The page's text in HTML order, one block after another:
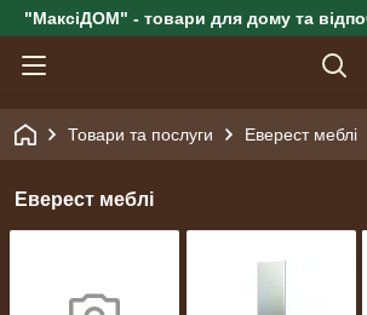
"МаксіДОМ" - товари для дому та
Товари та послуги Еверест меблі
Еверест меблі